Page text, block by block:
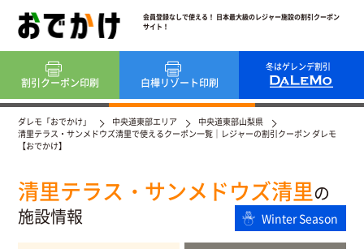
会員登録なしで使える！ 日本最大級のレジャー施設の割引クーポン
サイト！
冬はゲレンデ割引
割引クーポン印刷 白樺リゾート印刷
ダレモ「おでかけ」 中央道東部エリア
中央道東部山梨県
清里テラス・サンメドウズ清里で使えるクーポン一覧｜レジャーの割引クーポン ダレモ
【おでかけ】
清里テラス・サンメドウズ清里の
施設情報
Winter Season